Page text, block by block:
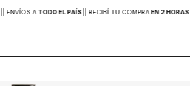
| ENVÍOS A TODO EL PAÍS | RECIBÍ TU COMPRAEN 2 HORAS